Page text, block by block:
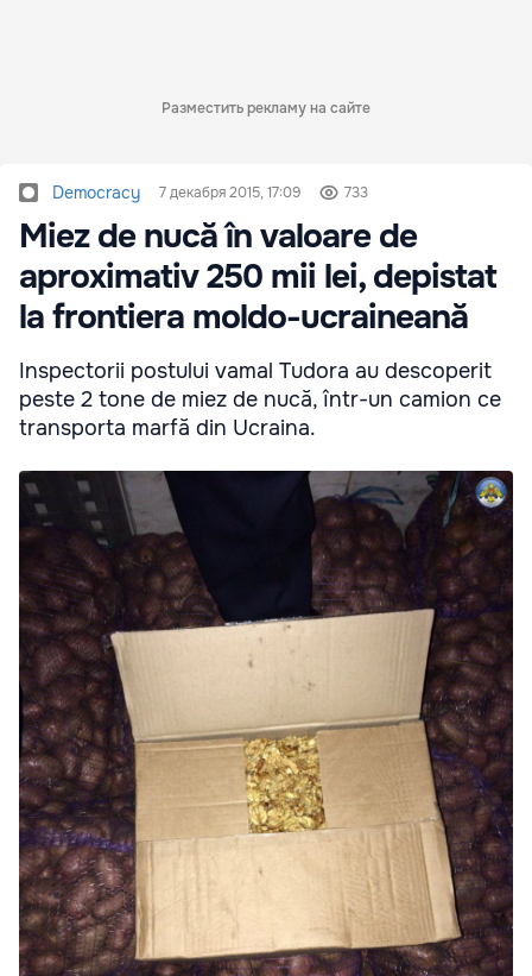
Разместить рекламу на сайте
Democracy 7 декабря 2015, 17:09 733
Miez de nucă în valoare de
aproximativ 250 mii lei, depistat
la frontiera moldo-ucraineană
Inspectorii postului vamal Tudora au descoperit
peste 2 tone de miez de nucă, într-un camion ce
transporta marfă din Ucraina.